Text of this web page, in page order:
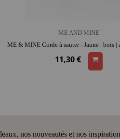
ME AND MINE
11,30 €
nos nouveautés et nos